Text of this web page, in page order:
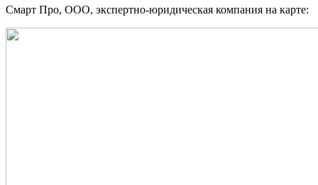
Смарт Про, ООО, экспертно-юридическая компания на карте: